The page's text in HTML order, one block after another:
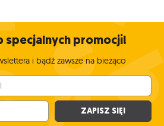
specjalnych promocji!
i bądź zawsze na bieżąco
ZAPISZ SIĘ!